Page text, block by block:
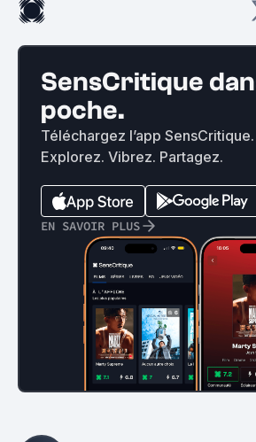
SensCritique
poche.
Téléchargez l’app SensCritique.
Explorez. Vibrez. Partagez.
EN SAVOIR PLUS